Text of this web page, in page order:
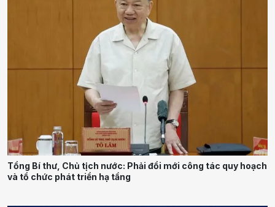
Tổng Bí thư, Chủ tịch nước: Phải đổi mới công tác quy hoạch
và tổ chức phát triển hạ tầng